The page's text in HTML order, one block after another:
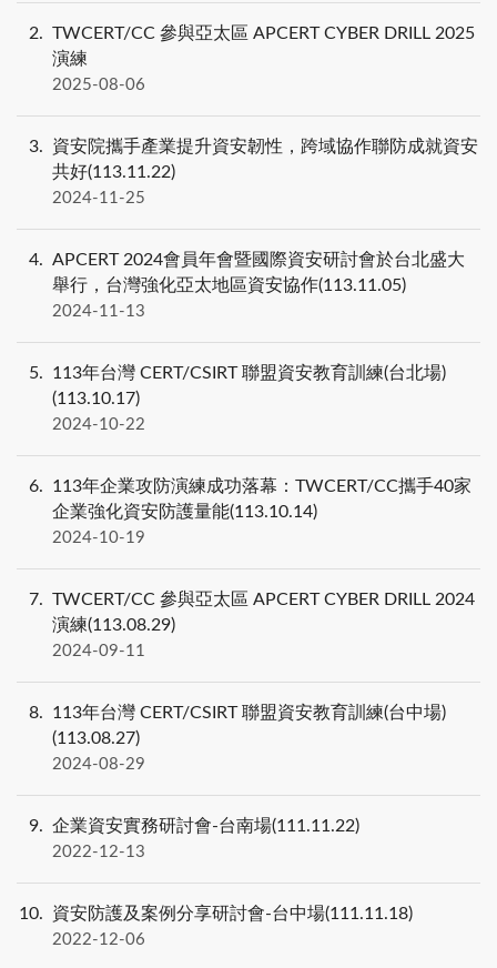
2
TWCERT/CC 參與亞太區 APCERT CYBER DRILL 2025
演練
2025-08-06
3
資安院攜手產業提升資安韌性，跨域協作聯防成就資安
共好(113.11.22)
2024-11-25
4
APCERT 2024會員年會暨國際資安研討會於台北盛大
舉行，台灣強化亞太地區資安協作(113.11.05)
2024-11-13
5
113年台灣 CERT/CSIRT 聯盟資安教育訓練(台北場)
(113.10.17)
2024-10-22
6
113年企業攻防演練成功落幕：TWCERT/CC攜手40家
企業強化資安防護量能(113.10.14)
2024-10-19
7
TWCERT/CC 參與亞太區 APCERT CYBER DRILL 2024
演練(113.08.29)
2024-09-11
8
113年台灣 CERT/CSIRT 聯盟資安教育訓練(台中場)
(113.08.27)
2024-08-29
9 企業資安實務研討會-台南場(111.11.22)
2022-12-13
10 資安防護及案例分享研討會-台中場(111.11.18)
2022-12-06